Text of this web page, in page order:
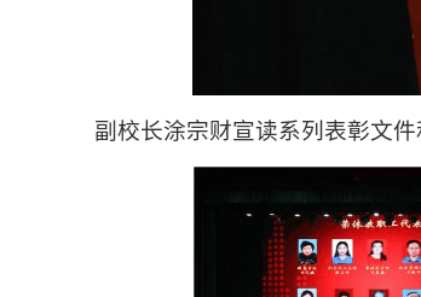
副校长涂宗财宣读系列表彰文件